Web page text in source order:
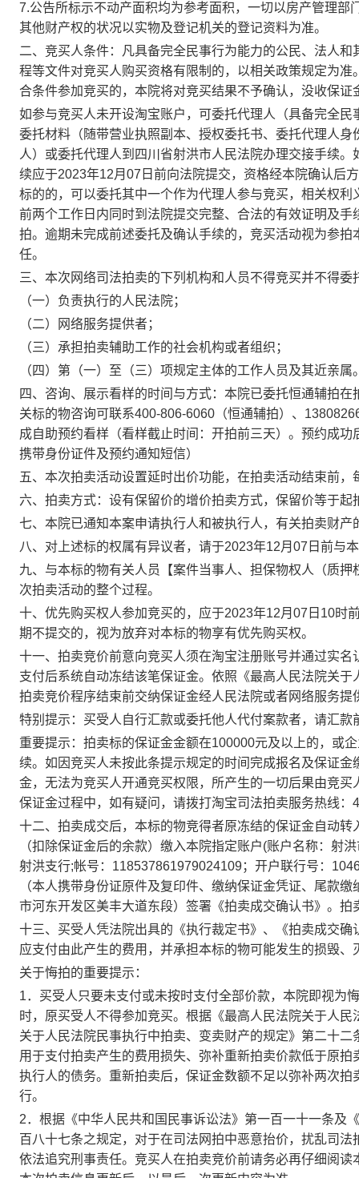
7.公告所标示不动产面积均为参考面积，一切以房产管理
其他财产权的状况以实物及登记机关的登记资料为准。
二、竞买人条件：凡具备完全民事行为能力的公民、法人
程等文件对竞买人购买资格有限制的，以相关政策规定为
合条件参加竞买的，本院将对竞买结果不予确认，没收保证
如参与竞买人未开设淘宝账户，可委托代理人（具备完全民
委托材料（随带营业执照副本、授权委托书、委托代理人
人）或委托代理人到四川省射洪市人民法院办理交接手续
续应于2023年12月 07 日 前向法 院提交，资格经本院确认后
标的的，可以委托其中一个作为代理人参与竞买，相关权
前两个工作日内同时到 法 院提交完整、合法的有效证明及
拍。逾期未完成前述委托及确认手续的，竞买活动视为参
任。
三、 本次网络司法拍卖的下列机构和人员不得竞买并不得
（一）负责执行的人民法院；
（二）网络服务提供者；
（三）承担拍卖辅助工作的社会机构或者组织；
（四）第（一）至（三）项规定主体的工作人员及其近亲属
四、咨询、展示看样的时间与方式：本院已委托恒通辅拍
关标的物咨询可联系400-806-6060 （恒通辅拍）、
成自助预约看样（看样截止时间：开拍前三天）。预约成
携带身份证件及预约通知短信）
五、本次拍卖活动设置延时出价功能，在拍卖活动结束前，
六、拍卖方式：设有保留价的增价拍卖方式，保留价等于
七、 本院已通知本案申请执行人和被执行人 ，有关拍卖财产
八、对上述标的权属有异议者，请于2023年12月 07 日 前与
九、与本标的物有关人员
【案件当事人、担保物权人（质押
次拍卖活动的整个过程。
十、 优先购买权人参加竞买的，应于2023年12月 07 日 10时
期不提交的，视为放弃对本标的物享有优先购买权。
十一、拍卖竞价前意向竞买人须在淘宝注册账号并通过实
支付后系统自动冻结该笔保证金。依照《最高人民法院关
拍卖竞价程序结束前交纳保证金经人民法院或者网络服务提
特别提示：买受人自行汇款或委托他人代付案款者，请汇款
重要提示：拍卖标的保证金金额在100000元及以上的，或
续。如因竞买人未按此条提示规定的时间完成报名及保证
金，无法为竞买人开通竞买权限，所产生的一切后果由竞
保证金过程中，如有疑问，请拨打淘宝司法拍卖服务热线：
十二、拍卖成交后，本标的物竞得者原冻结的保证金自动转
（扣除保证金后的余款）缴入本院指定账户(账户名称：射
射洪支行;帐号： 118537861979024109； 开户联行号：
（本人携带身份证原件及复印件、缴纳保证金凭证、尾款
市河东开发区美丰大道东段）签署《拍卖成交确认书》。
十三、买受人凭法院出具的《执行裁定书》、《拍卖成交
应支付由此产生的费用，并承担本标的物可能发生的损毁、
关于悔拍的重要提示：
1．买受人只要未支付或未按时支付全部价款，本院即视为
时，原买受人不得参加竞买。根据《最高人民法院关于人
关于人民法院民事执行中拍卖、变卖财产的规定》第二十二
用于支付拍卖产生的费用损失、弥补重新拍卖价款低于原
执行人的债务。重新拍卖后，保证金数额不足以弥补两次
行。
2．根据《中华人民共和国民事诉讼法》第一百一十一条及
百八十七条之规定，对于在司法网拍中恶意抬价，扰乱司
依法追究刑事责任。竞买人在拍卖竞价前请务必再仔细阅